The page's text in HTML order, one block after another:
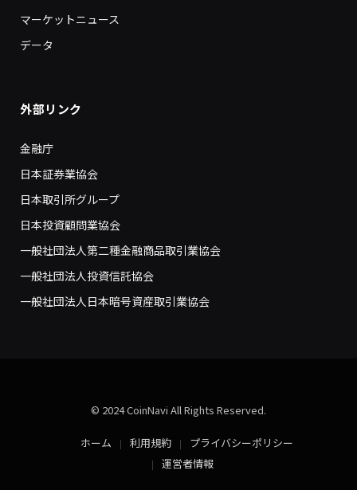
マーケットニュース
データ
外部リンク
金融庁
日本証券業協会
日本取引所グループ
日本投資顧問業協会
一般社団法人第二種金融商品取引業協会
一般社団法人投資信託協会
一般社団法人日本暗号資産取引業協会
© 2024 CoinNavi All Rights Reserved.
ホーム 利用規約
プライバシーポリシー
運営者情報